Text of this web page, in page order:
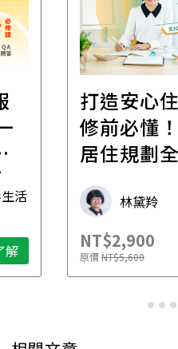
活
解
打造安心
修前必懂
居住規劃
林黛羚
NT$2,900
原價NT$5,600